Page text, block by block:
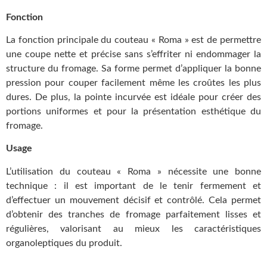
Fonction
La fonction principale du couteau « Roma » est de permettre
une coupe nette et précise sans s’effriter ni endommager la
structure du fromage. Sa forme permet d’appliquer la bonne
pression pour couper facilement même les croûtes les plus
dures. De plus, la pointe incurvée est idéale pour créer des
portions uniformes et pour la présentation esthétique du
fromage.
Usage
L’utilisation du couteau « Roma » nécessite une bonne
technique : il est important de le tenir fermement et
d’effectuer un mouvement décisif et contrôlé. Cela permet
d’obtenir des tranches de fromage parfaitement lisses et
régulières, valorisant au mieux les caractéristiques
organoleptiques du produit.